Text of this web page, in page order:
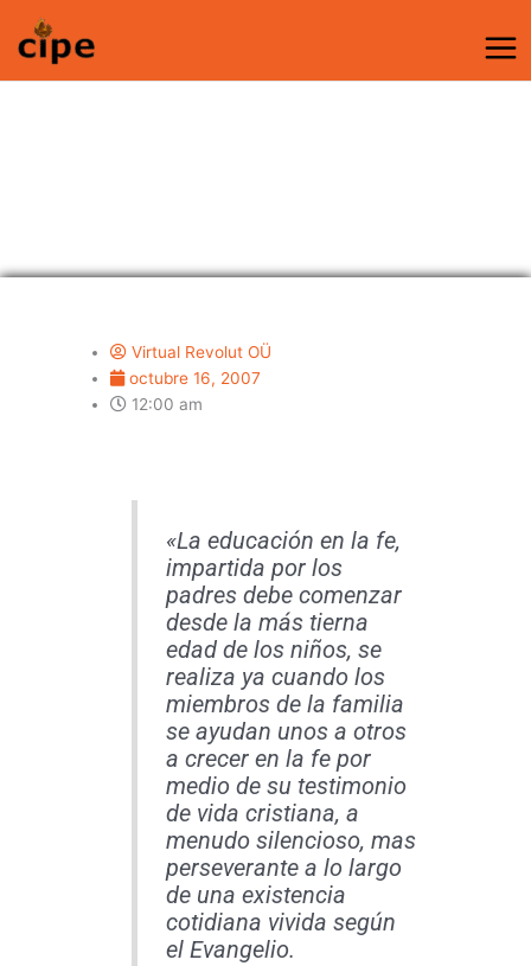
contenido
Virtual Revolut OÜ
octubre 16, 2007
12:00 am
«La educación en la fe,
impartida por los
padres debe comenzar
desde la más tierna
edad de los niños, se
realiza ya cuando los
miembros de la familia
se ayudan unos a otros
a crecer en la fe por
medio de su testimonio
de vida cristiana, a
menudo silencioso, mas
perseverante a lo largo
de una existencia
cotidiana vivida según
el Evangelio.